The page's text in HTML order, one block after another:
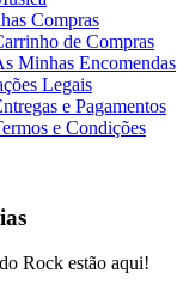
Compras
de Compras
Minhas Encomendas
Legais
e Pagamentos
e Condições
Rock estão aqui!